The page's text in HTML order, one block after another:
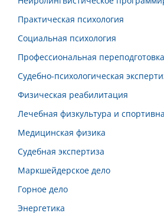
Практическая психология
Социальная психология
Профессиональная
Судебно-психологическая
Физическая реабилитация
Лечебная физкультура и
Медицинская физика
Судебная экспертиза
Маркшейдерское дело
Горное дело
Энергетика